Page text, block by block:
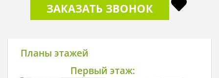
ЗАКАЗАТЬ ЗВОНОК
Планы этажей
Первый этаж: